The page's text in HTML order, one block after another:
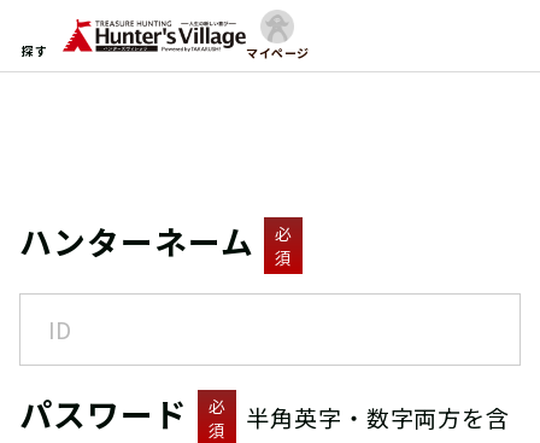
探す マイページ
ハンターネーム
必
須
パスワード
必
須
半角英字・数字両方を含